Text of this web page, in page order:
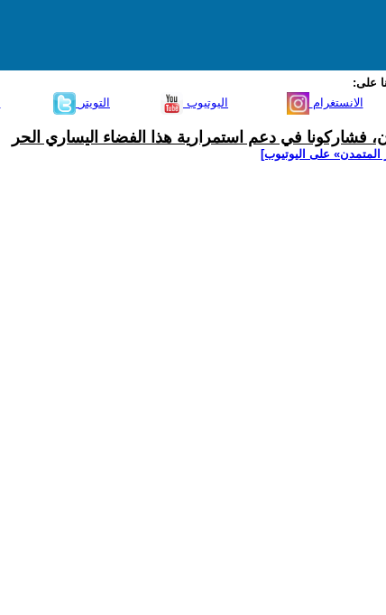
على:
التويتر اليوتيوب الانستغرام
فشاركونا في دعم استمرارية هذا الفضاء اليساري الحر
على اليوتيوب]